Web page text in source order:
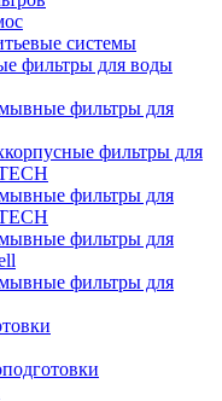
системы
фильтры для воды
фильтры для
фильтры для
фильтры для
фильтры для
фильтры для